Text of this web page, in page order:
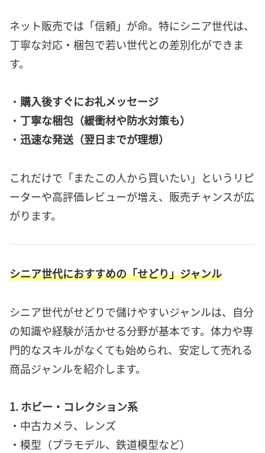
ネット販売では「信頼」が命。特にシニア世代は、
丁寧な対応・梱包で若い世代との差別化ができま
す。
・ 購入後すぐにお礼メッセージ
・ 丁寧な梱包（緩衝材や防水対策も）
・ 迅速な発送（翌日までが理想）
これだけで「またこの人から買いたい」というリピ
ーターや高評価レビューが増え、販売チャンスが広
がります。
シニア世代におすすめの「せどり」ジャンル
シニア世代がせどりで儲けやすいジャンルは、自分
の知識や経験が活かせる分野が基本です。体力や専
門的なスキルがなくても始められ、安定して売れる
商品ジャンルを紹介します。
1. ホビー・コレクション系
・中古カメラ、レンズ
・模型（プラモデル、鉄道模型など）